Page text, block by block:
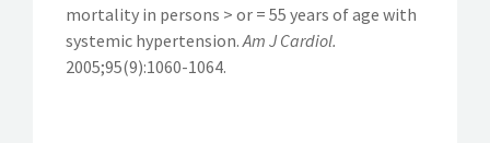
mortality in persons > or = 55 years of age with
systemic hypertension.Am J Cardiol.
2005;95(9):1060-1064.